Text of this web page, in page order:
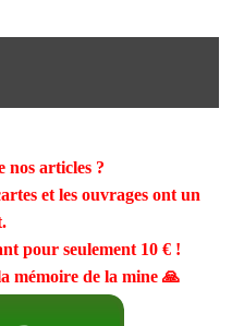
nos articles ?
et les ouvrages ont un
pour seulement 10 €!
mémoire de la mine 🙏